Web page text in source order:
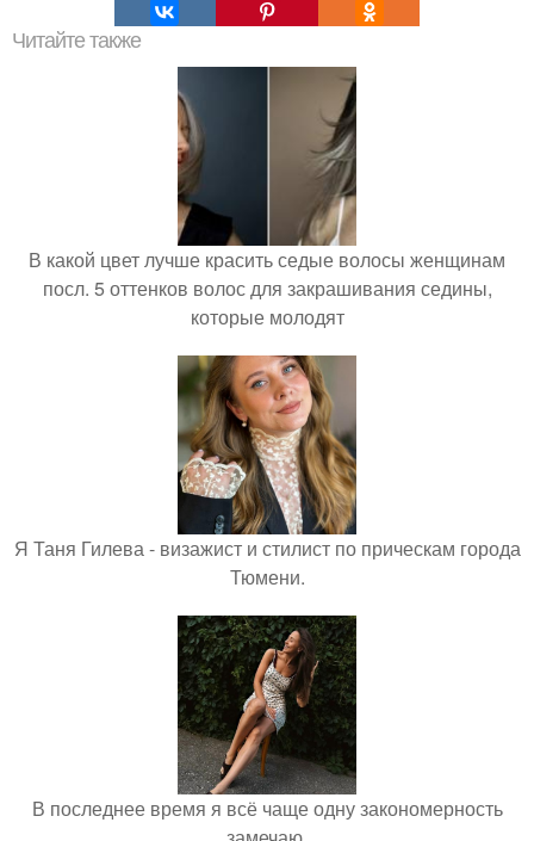
Читайте также
В какой цвет лучше красить седые волосы женщинам
посл. 5 оттенков волос для закрашивания седины,
которые молодят
Я Таня Гилева - визажист и стилист по прическам города
Тюмени.
В последнее время я всё чаще одну закономерность